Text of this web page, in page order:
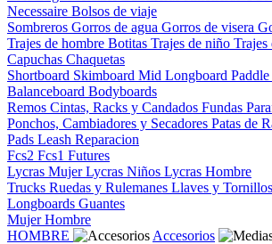
Necessaire Bolsos de viaje
Sombreros Gorros de agua Gorros de visera
Trajes de hombre Botitas Trajes de niño Trajes
Capuchas Chaquetas
Shortboard Skimboard Mid Longboard
Balanceboard Bodyboards
Remos Cintas, Racks y Candados Fundas
Ponchos, Cambiadores y Secadores Patas de
Pads Leash Reparacion
Fcs2 Fcs1 Futures
Lycras MujerLycras Niños Lycras Hombre
Trucks Ruedas y Rulemanes Llaves y Tornillos
Longboards Guantes
MujerHombre
HOMBRE
Accesorios